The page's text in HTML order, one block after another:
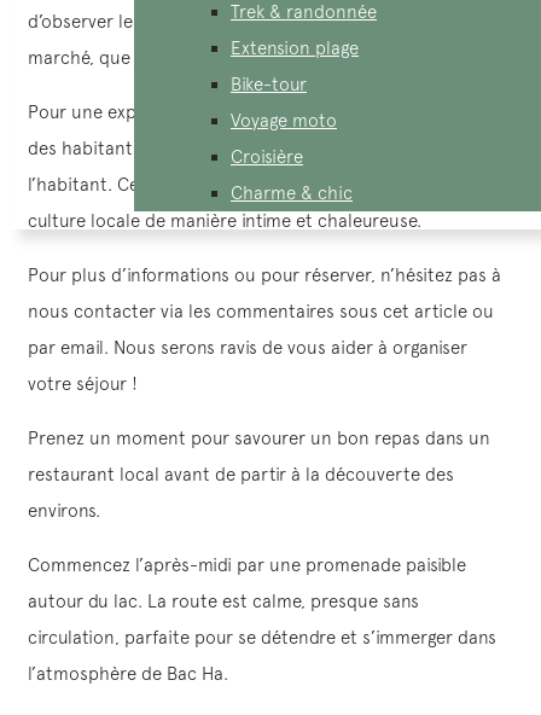
Trek & randonnée
Extension plage
Bike-tour
Voyage moto
Croisière
Charme & chic
d’observer les habitants menant leurs buffles d’eau au
marché, que ce soit le samedi soir ou tôt le matin.
Pour une expérience encore plus authentique et proche
des habitants, vous pouvez choisir de séjourner chez
l’habitant. Cette option vous permettra de découvrir la
culture locale de manière intime et chaleureuse.
Pour plus d’informations ou pour réserver, n’hésitez pas à
nous contacter via les commentaires sous cet article ou
par email. Nous serons ravis de vous aider à organiser
votre séjour !
Prenez un moment pour savourer un bon repas dans un
restaurant local avant de partir à la découverte des
environs.
Commencez l’après-midi par une promenade paisible
autour du lac. La route est calme, presque sans
circulation, parfaite pour se détendre et s’immerger dans
l’atmosphère de Bac Ha.